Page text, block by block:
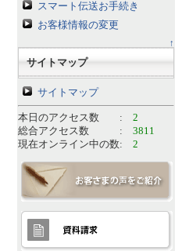
スマート伝送お手続き
お客様情報の変更
↑
サイトマップ
サイトマップ
本日のアクセス数 : 2
総合アクセス数 : 3811
現在オンライン中の数: 2